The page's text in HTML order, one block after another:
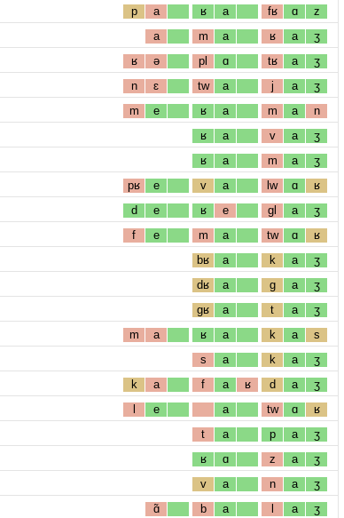
p a ʁ a fʁ ɑ z
a m a ʁ a ʒ
ʁ ə pl ɑ tʁ a ʒ
n ɛ tw a j a ʒ
m e ʁ a m a n
ʁ a v a ʒ
ʁ a m a ʒ
pʁ e v a lw ɑ ʁ
d e ʁ e gl a ʒ
f e m a tw ɑ ʁ
bʁ a k a ʒ
dʁ a g a ʒ
gʁ a t a ʒ
m a ʁ a k a s
s a k a ʒ
k a f a ʁ d a ʒ
l e a tw ɑ ʁ
t a p a ʒ
ʁ ɑ z a ʒ
v a n a ʒ
ɑ̃ b a l a ʒ